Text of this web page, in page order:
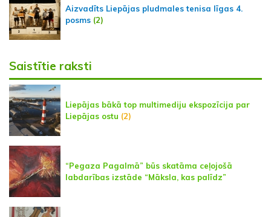
Aizvadīts Liepājas pludmales tenisa līgas 4.
posms (2)
Saistītie raksti
Liepājas bākā top multimediju ekspozīcija par
Liepājas ostu (2)
“Pegaza Pagalmā” būs skatāma ceļojošā
labdarības izstāde “Māksla, kas palīdz”